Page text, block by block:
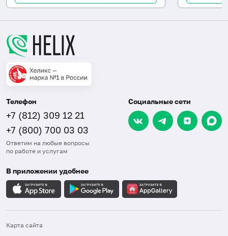
Телефон
+7 (812) 309 12 21
+7 (800) 700 03 03
Ответим на любые вопросы
по работе и услугам
Социальные сети
В приложении удобнее
Карта сайта